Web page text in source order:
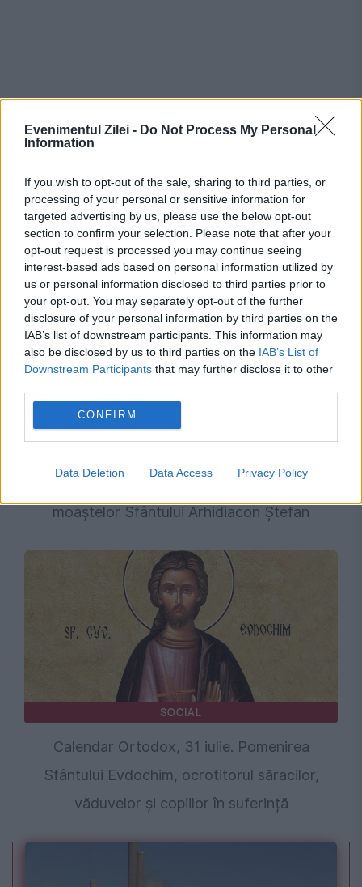
Evenimentul Zilei - Do Not Process My Personal
Information
If you wish to opt-out of the sale, sharing to third parties, or
processing of your personal or sensitive information for
targeted advertising by us, please use the below opt-out
section to confirm your selection. Please note that after your
opt-out request is processed you may continue seeing
interest-based ads based on personal information utilized by
us or personal information disclosed to third parties prior to
your opt-out. You may separately opt-out of the further
disclosure of your personal information by third parties on the
IAB’s list of downstream participants. This information may
also be disclosed by us to third parties on the IAB’s List of
Downstream Participants that may further disclose it to other
CONFIRM
Data Deletion Data Access Privacy Policy
Recomandările noastre
Calendar Ortodox, 2 august. Aducerea
moaștelor Sfântului Arhidiacon Ștefan
SOCIAL
Calendar Ortodox, 31 iulie. Pomenirea
Sfântului Evdochim, ocrotitorul săracilor,
văduvelor și copiilor în suferință